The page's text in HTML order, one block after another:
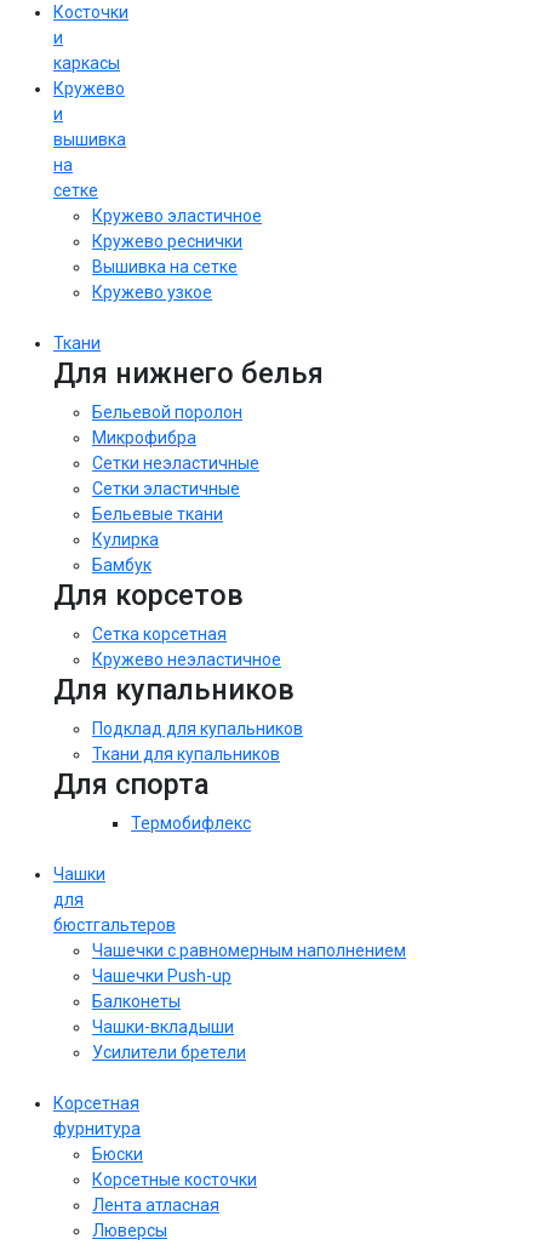
Косточки
и
каркасы
Кружево
и
вышивка
на
сетке
Кружево эластичное
Кружево реснички
Вышивка на сетке
Кружево узкое
Ткани
Для нижнего белья
Бельевой поролон
Микрофибра
Сетки неэластичные
Сетки эластичные
Бельевые ткани
Кулирка
Бамбук
Для корсетов
Сетка корсетная
Кружево неэластичное
Для купальников
Подклад для купальников
Ткани для купальников
Для спорта
Термобифлекс
Чашки
для
бюстгальтеров
Чашечки с равномерным наполнением
Чашечки Push-up
Балконеты
Чашки-вкладыши
Усилители бретели
Корсетная
фурнитура
Бюски
Корсетные косточки
Лента атласная
Люверсы